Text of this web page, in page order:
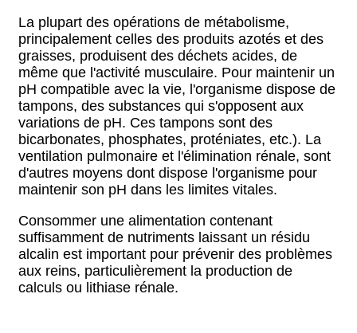
La plupart des opérations de métabolisme,
principalement celles des produits azotés et des
graisses, produisent des déchets acides, de
même que l'activité musculaire. Pour maintenir un
pH compatible avec la vie, l'organisme dispose de
tampons, des substances qui s'opposent aux
variations de pH. Ces tampons sont des
bicarbonates, phosphates, proténiates, etc.). La
ventilation pulmonaire et l'élimination rénale, sont
d'autres moyens dont dispose l'organisme pour
maintenir son pH dans les limites vitales.
Consommer une alimentation contenant
suffisamment de nutriments laissant un résidu
alcalin est important pour prévenir des problèmes
aux reins, particulièrement la production de
calculs ou lithiase rénale.